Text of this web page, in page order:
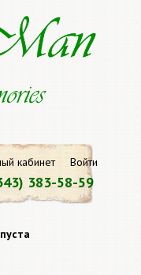
кабинет Войти
383-58-59